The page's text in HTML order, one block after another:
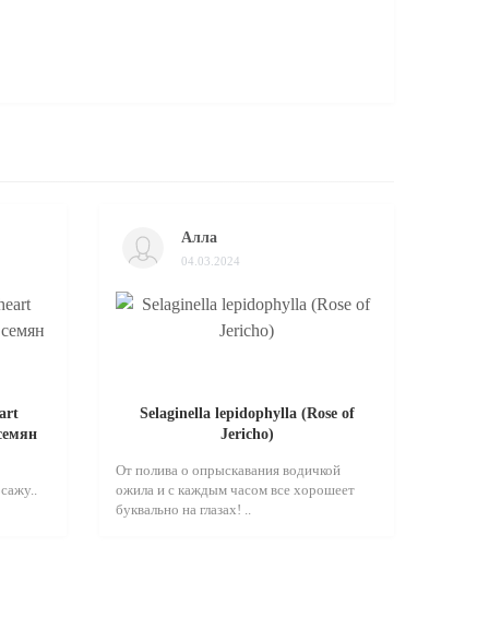
Алла
04.03.2024
Selaginella lepidophylla (Rose of
Jericho)
От полива о опрыскавания водичкой
ожила и с каждым часом все хорошеет
буквально на глазах! ..